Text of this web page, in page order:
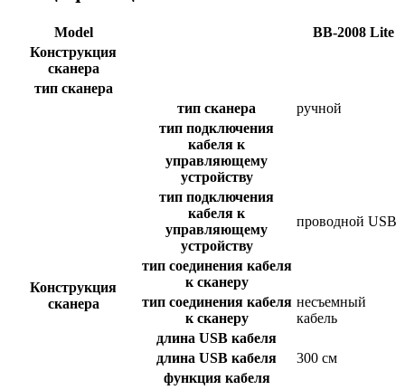
Model
BB-2008 Lite
Конструкция
сканера
тип сканера
Конструкция
сканера
тип сканера
ручной
тип подключения
кабеля к
управляющему
устройству
тип подключения
кабеля к
управляющему
устройству
проводной USB
тип соединения кабеля
к сканеру
тип соединения кабеля
к сканеру
несъемный
кабель
длина USB кабеля
длина USB кабеля
300 см
функция кабеля